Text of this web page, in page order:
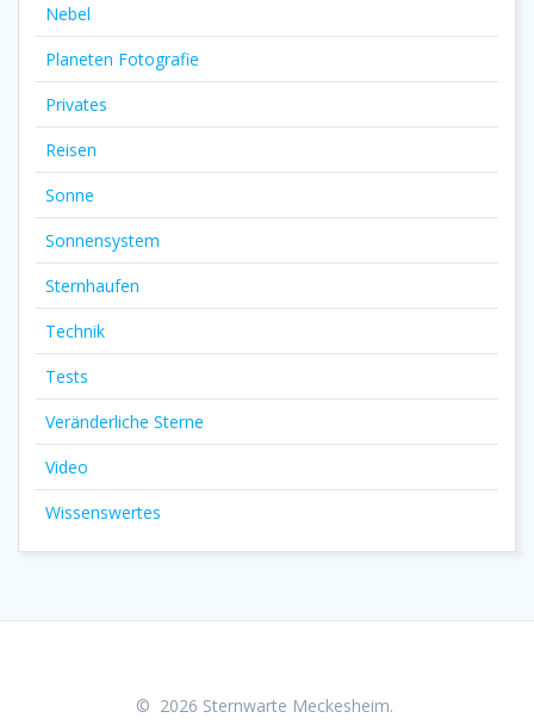
Nebel
Planeten Fotografie
Privates
Reisen
Sonne
Sonnensystem
Sternhaufen
Technik
Tests
Veränderliche Sterne
Video
Wissenswertes
© 2026 Sternwarte Meckesheim.